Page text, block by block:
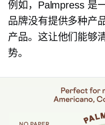
例如，Palmpress 是
品牌没有提供多种产
产品。这让他们能够
势。